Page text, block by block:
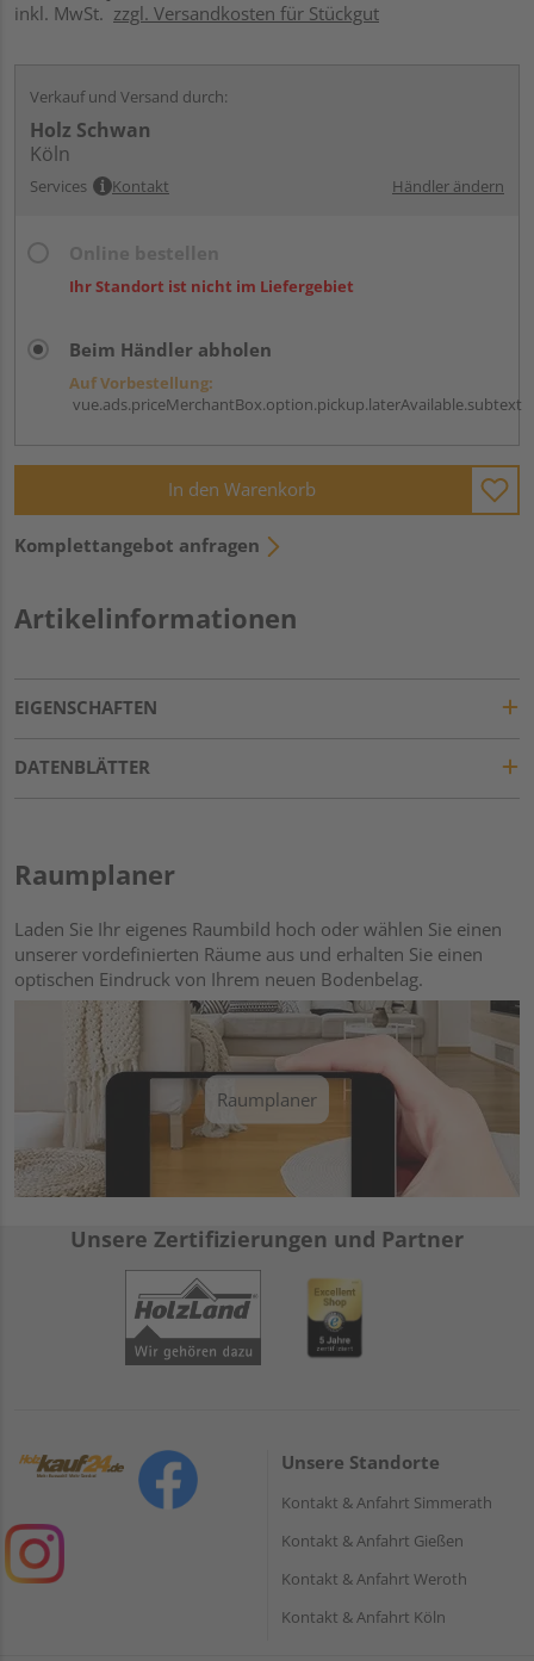
inkl. MwSt. zzgl. Versandkosten für Stückgut
Verkauf und Versand durch:
Holz Schwan
Köln
Services Kontakt Händler ändern
Ihr Standort ist nicht im Liefergebiet
Beim Händler abholen
Auf Vorbestellung:
vue.ads.priceMerchantBox.option.pickup.laterAvailable.subtext
In den Warenkorb
Komplettangebot anfragen
Artikelinformationen
EIGENSCHAFTEN
DATENBLÄTTER
Raumplaner
Laden Sie Ihr eigenes Raumbild hoch oder wählen Sie einen
unserer vordefinierten Räume aus und erhalten Sie einen
optischen Eindruck von Ihrem neuen Bodenbelag.
Raumplaner
Unsere Zertifizierungen und Partner
Unsere Standorte
Kontakt & Anfahrt Simmerath
Kontakt & Anfahrt Gießen
Kontakt & Anfahrt Weroth
Kontakt & Anfahrt Köln